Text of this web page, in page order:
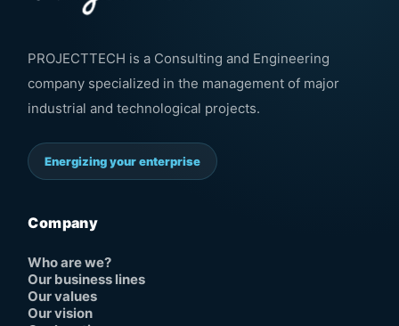
PROJECTTECH is a Consulting and Engineering
company specialized in the management of major
industrial and technological projects.
Energizing your enterprise
Company
Who are we?
Our business lines
Our values
Our vision